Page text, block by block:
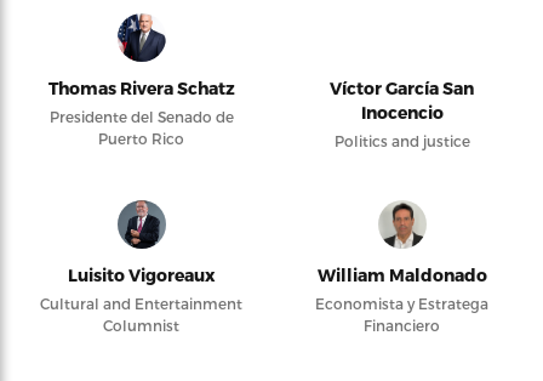
Thomas Rivera Schatz
Presidente del Senado de
Puerto Rico
Víctor García San
Inocencio
Politics and justice
Luisito Vigoreaux
Cultural and Entertainment
Columnist
William Maldonado
Economista y Estratega
Financiero